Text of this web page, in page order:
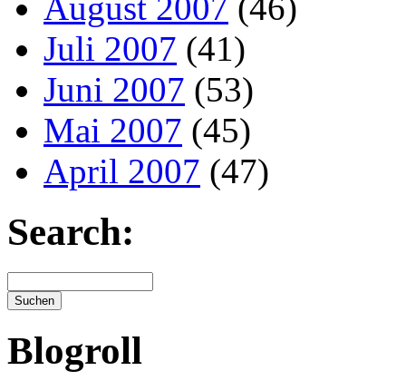
Juli 2007 (41)
Juni 2007 (53)
Mai 2007 (45)
April 2007 (47)
Search:
Blogroll